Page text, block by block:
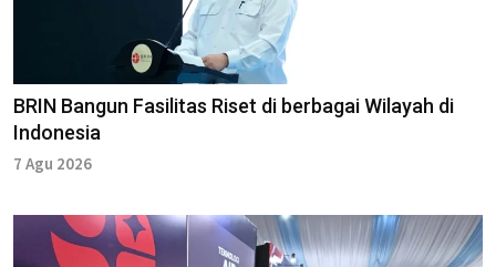
BRIN Bangun Fasilitas Riset di berbagai Wilayah di
Indonesia
7 Agu 2026